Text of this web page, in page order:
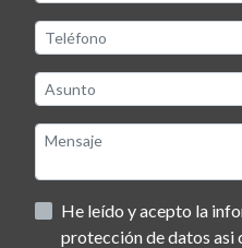
He leído y acepto la información básica sobre
protección